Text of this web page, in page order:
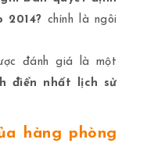
chính là ngôi
đánh giá là một
điển nhất lịch sử
hàng phòng